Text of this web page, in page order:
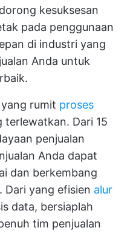
kesuksesan
pada penggunaan
di industri yang
Anda untuk
rumit proses
terlewatkan. Dari 15
penjualan
Anda dapat
dan berkembang
Dari yang efisien alur
data, bersiaplah
tim penjualan